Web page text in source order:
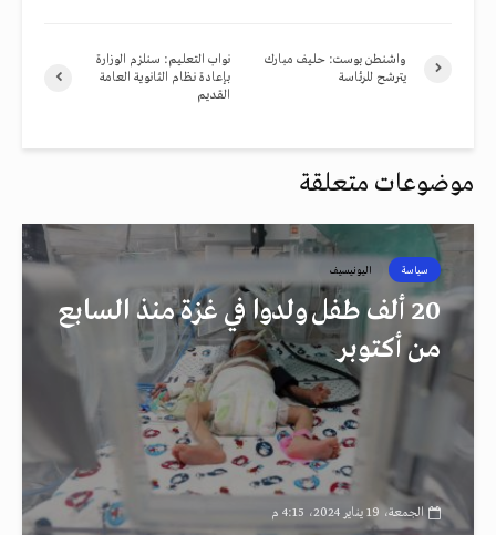
نواب التعليم: سنلزم الوزارة
بإعادة نظام الثانوية العامة
القديم
واشنطن بوست: حليف مبارك
يترشح للرئاسة
موضوعات متعلقة
سياسة اليونيسيف
20 ألف طفل ولدوا في غزة منذ السابع
من أكتوبر
الجمعة، 19 يناير 2024، 4:15 م